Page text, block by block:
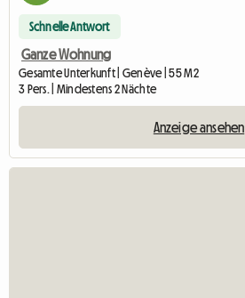
Schnelle Antwort
Ganze Wohnung
Gesamte Unterkunft | Genève | 55 M2
3 Pers. | Mindestens 2 Nächte
Anzeige ansehen